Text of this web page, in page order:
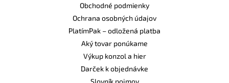
Obchodné podmienky
Ochrana osobných údajov
PlatímPak – odložená platba
Aký tovar ponúkame
Výkup konzol a hier
Darček k objednávke
Slovník pojmov